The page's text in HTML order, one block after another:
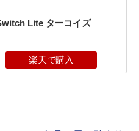
Lite ターコイズ
楽天で購入